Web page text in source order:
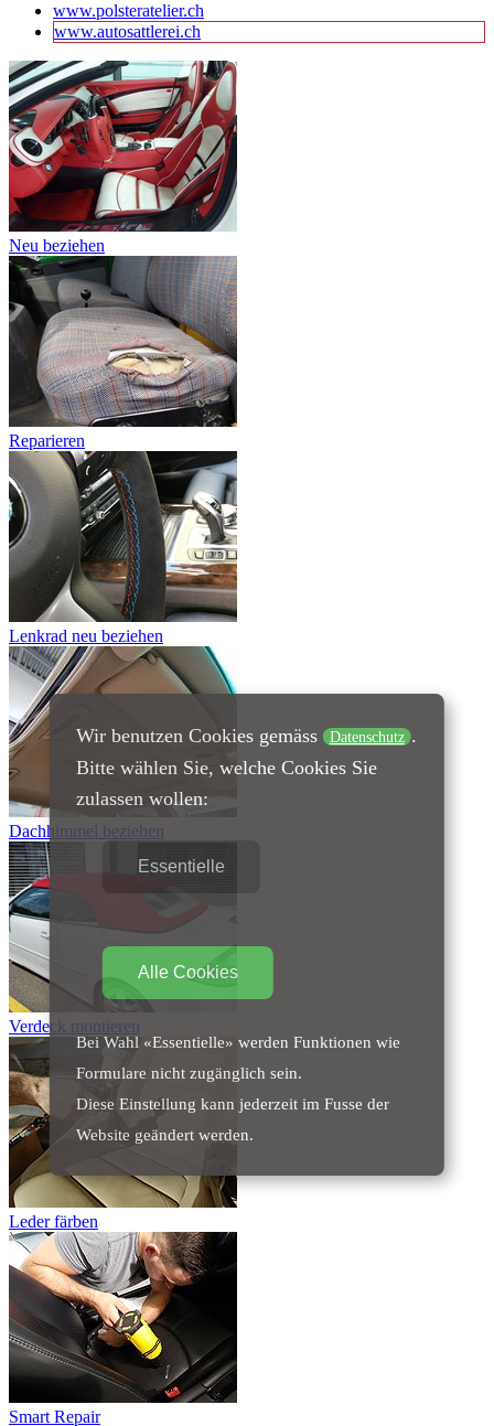
www.polsteratelier.ch
www.autosattlerei.ch
Neu beziehen
Reparieren
Lenkrad neu beziehen
Dachhimmel beziehen
Verdeck montieren
Leder färben
Smart Repair
Wir benutzen Cookies gemäss Datenschutz .
Bitte wählen Sie, welche Cookies Sie
zulassen wollen:
Essentielle
Alle Cookies
Bei Wahl «Essentielle» werden Funktionen wie
Formulare nicht zugänglich sein.
Diese Einstellung kann jederzeit im Fusse der
Website geändert werden.